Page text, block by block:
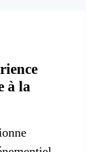
à la